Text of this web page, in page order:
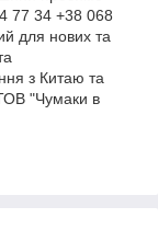
77 34 +38 068
для нових та
з Китаю та
"Чумаки в